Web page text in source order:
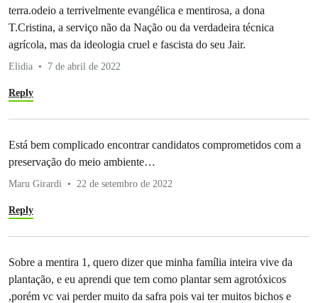
terra.odeio a terrivelmente evangélica e mentirosa, a dona
T.Cristina, a serviço não da Nação ou da verdadeira técnica
agrícola, mas da ideologia cruel e fascista do seu Jair.
Elidia 7 de abril de 2022
Reply
Está bem complicado encontrar candidatos comprometidos com a
preservação do meio ambiente…
Maru Girardi 22 de setembro de 2022
Reply
Sobre a mentira 1, quero dizer que minha família inteira vive da
plantação, e eu aprendi que tem como plantar sem agrotóxicos
,porém vc vai perder muito da safra pois vai ter muitos bichos e